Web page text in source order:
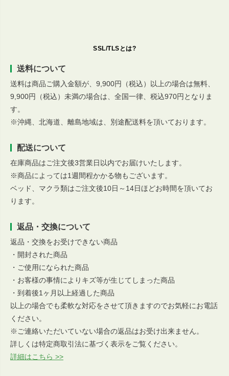
SSL/TLSとは?
送料について
送料は商品ご購入金額が、9,900円（税込）以上の場合は無料、
9,900円（税込）未満の場合は、全国一律、税込970円となりま
す。
※沖縄、北海道、離島地域は、別途配送料を頂いております。
配送について
在庫商品はご注文後3営業日以内でお届けいたします。
※商品によっては1週間程かかる物もございます。
ベッド、マクラ類はご注文後10日～14日ほどお時間を頂いてお
ります。
返品・交換について
返品・交換をお受けできない商品
・開封された商品
・ご使用になられた商品
・お客様の事情によりキズ等が生じてしまった商品
・到着後1ヶ月以上経過した商品
以上の場合でも柔軟な対応をさせて頂きますのでお気軽にお電話
ください。
※ご連絡いただいていない場合の返品はお受け出来ません。
詳しくは特定商取引法に基づく表示をご覧ください。
詳細はこちら >>